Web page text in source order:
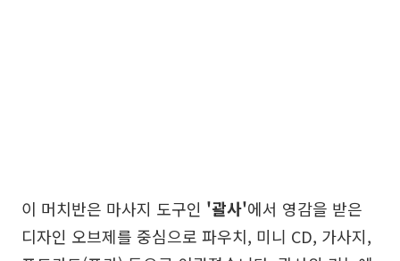
이 머치반은 마사지 도구인 '괄사'에서 영감을 받은
디자인 오브제를 중심으로 파우치, 미니 CD, 가사지,